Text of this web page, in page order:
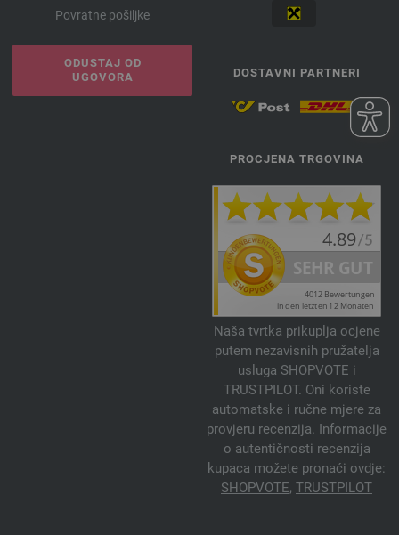
Povratne pošiljke
ODUSTAJ OD
UGOVORA
DOSTAVNI PARTNERI
PROCJENA TRGOVINA
Naša tvrtka prikuplja ocjene
putem nezavisnih pružatelja
usluga SHOPVOTE i
TRUSTPILOT. Oni koriste
automatske i ručne mjere za
provjeru recenzija. Informacije
o autentičnosti recenzija
kupaca možete pronaći ovdje:
SHOPVOTE, TRUSTPILOT